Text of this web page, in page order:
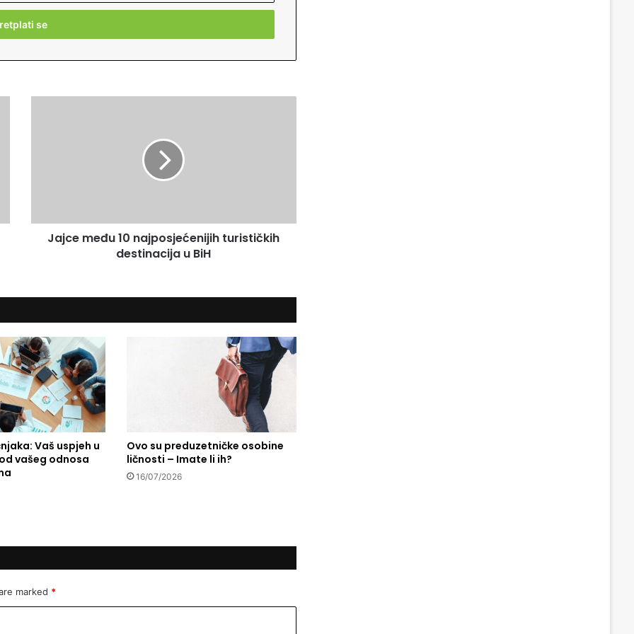
u
j
o
s
j
e
ć
e
n
i
j
i
s
č
k
Jajce među 10 najposjećenijih turističkih
destinacija u BiH
Vaš uspjeh u
vašeg odnosa
Ovo su preduzetničke osobine
ličnosti – Imate li ih?
16/07/2026
marked *